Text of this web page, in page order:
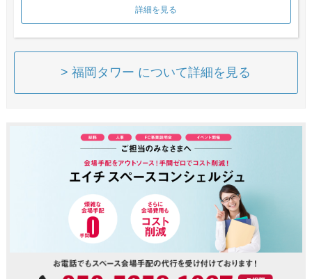
詳細を見る
> 福岡タワー について詳細を見る